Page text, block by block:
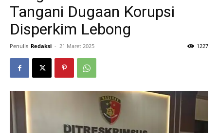
Tangani Dugaan Korupsi
Disperkim Lebong
Penulis Redaksi - 21 Maret 2025 1227